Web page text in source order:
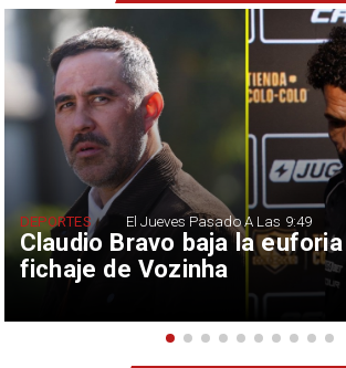
Claudio Bravo baja la
fichaje de Vozinha
DEPORTES El Jueves Pasado A Las 9:49